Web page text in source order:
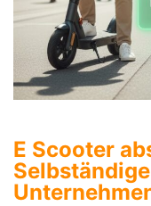
E Scooter